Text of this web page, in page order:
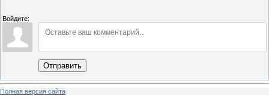
Войдите:
Отправить
Полная версия сайта